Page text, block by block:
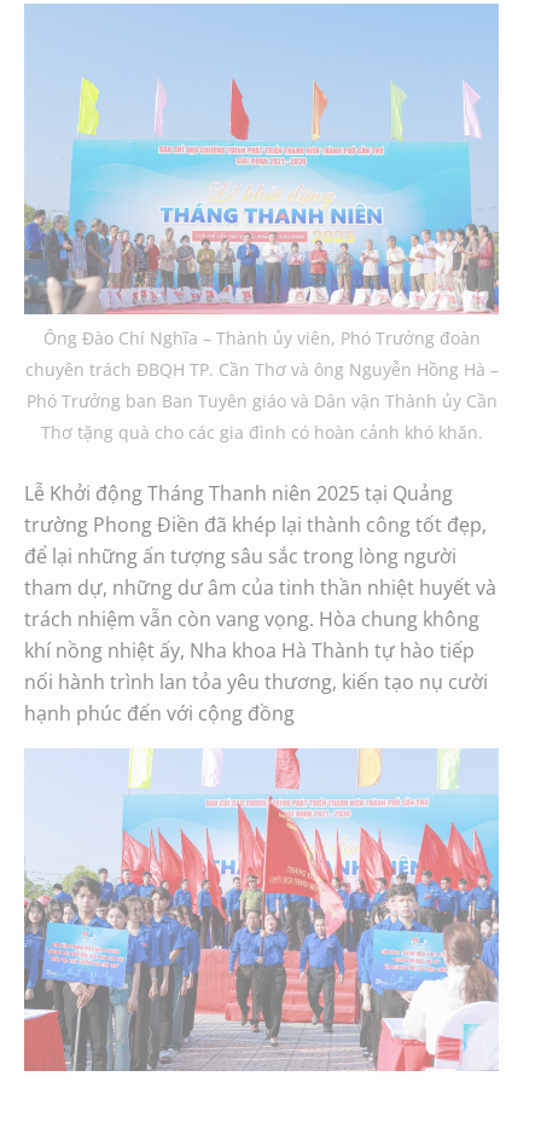
Ông Đào Chí Nghĩa – Thành ủy viên, Phó Trưởng đoàn
chuyên trách ĐBQH TP. Cần Thơ và ông Nguyễn Hồng Hà –
Phó Trưởng ban Ban Tuyên giáo và Dân vận Thành ủy Cần
Thơ tặng quà cho các gia đình có hoàn cảnh khó khăn.
Lễ Khởi động Tháng Thanh niên 2025 tại Quảng
trường Phong Điền đã khép lại thành công tốt đẹp,
để lại những ấn tượng sâu sắc trong lòng người
tham dự, những dư âm của tinh thần nhiệt huyết và
trách nhiệm vẫn còn vang vọng. Hòa chung không
khí nồng nhiệt ấy, Nha khoa Hà Thành tự hào tiếp
nối hành trình lan tỏa yêu thương, kiến tạo nụ cười
hạnh phúc đến với cộng đồng